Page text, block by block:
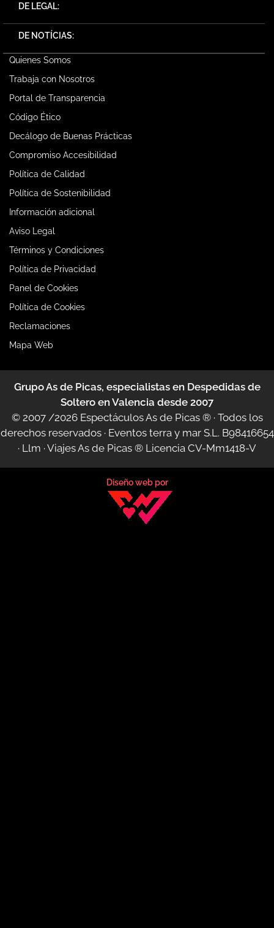
DE LEGAL:
DE NOTÍCIAS:
Quienes Somos
Trabaja con Nosotros
Portal de Transparencia
Código Ético
Decálogo de Buenas Prácticas
Compromiso Accesibilidad
Política de Calidad
Política de Sostenibilidad
Información adicional
Aviso Legal
Términos y Condiciones
Política de Privacidad
Panel de Cookies
Política de Cookies
Reclamaciones
Mapa Web
Grupo As de Picas, especialistas en Despedidas de
Soltero en Valencia desde 2007
© 2007 /2026 Espectáculos As de Picas ®· Todos los
derechos reservados · Eventos terra y mar S.L. B98416654
· Llm · Viajes As de Picas ® Licencia CV-Mm1418-V
Diseño web por